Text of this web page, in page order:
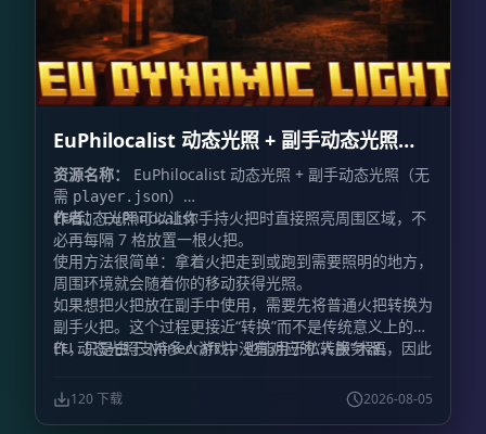
EuPhilocalist 动态光照 + 副手动态光照
EuPhilocalist Dynamic Light + Offhand
Dynamic Light
资源名称：
EuPhilocalist 动态光照 + 副手动态光照（无
需 player.json）
作者：EuPhilocalist
EU 动态光照可以让你手持火把时直接照亮周围区域，不
必再每隔 7 格放置一根火把。
使用方法很简单：拿着火把走到或跑到需要照明的地方，
周围环境就会随着你的移动获得光照。
如果想把火把放在副手中使用，需要先将普通火把转换为
副手火把。这个过程更接近“转换”而不是传统意义上的制
作，只是由于 Minecraft 中没有对应的“转换”术语，因此
EU 动态光照支持多人游戏，也能用于私人服务器。
120 下载 2026-08-05